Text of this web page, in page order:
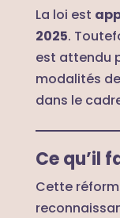
La loi est
2025.
est attendu
modalités
dans le
Ce qu’il
Cette